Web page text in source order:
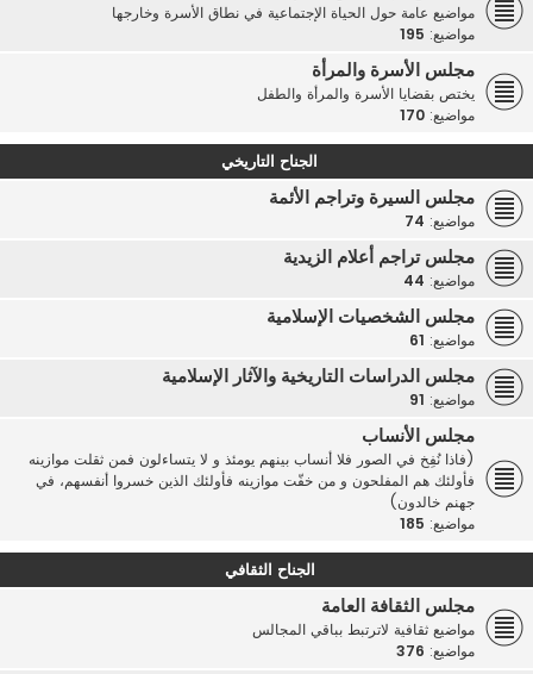
مواضيع عامة حول الحياة الإجتماعية في نطاق الأسرة وخارجها
مواضيع: 195
مجلس الأسرة والمرأة
يختص بقضايا الأسرة والمرأة والطفل
مواضيع: 170
الجناح التاريخي
مجلس السيرة وتراجم الأئمة
مواضيع: 74
مجلس تراجم أعلام الزيدية
مواضيع: 44
مجلس الشخصيات الإسلامية
مواضيع: 61
مجلس الدراسات التاريخية والآثار الإسلامية
مواضيع: 91
مجلس الأنساب
(فاذا نُفِخ في الصور فلا أنساب بينهم يومئذ و لا يتساءلون فمن ثقلت موازينه
فأولئك هم المفلحون و من خفّت موازينه فأولئك الذين خسروا أنفسهم، في
جهنم خالدون)
مواضيع: 185
الجناح الثقافي
مجلس الثقافة العامة
مواضيع ثقافية لاترتبط بباقي المجالس
مواضيع: 376